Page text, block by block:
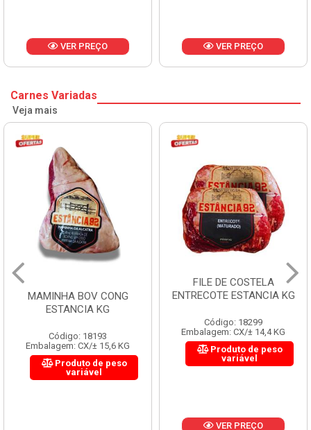
VER PREÇO VER PREÇO
Carnes Variadas
Veja mais
MAMINHA BOV CONG
ESTANCIA KG
Código: 18193
Embalagem: CX/± 15,6 KG
Produto de peso
variável
FILE DE COSTELA
ENTRECOTE ESTANCIA KG
Código: 18299
Embalagem: CX/± 14,4 KG
Produto de peso
variável
VER PREÇO